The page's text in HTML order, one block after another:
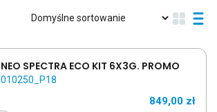
NEO SPECTRA ECO KIT 6X3G. PROMO
010250_P18
849,00 zł